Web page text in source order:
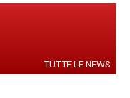
TUTTE LE NEWS